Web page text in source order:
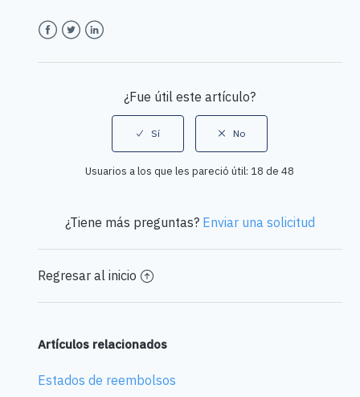
¿Fue útil este artículo?
Usuarios a los que les pareció útil: 18 de 48
¿Tiene más preguntas? Enviar una solicitud
Regresar al inicio
Artículos relacionados
Estados de reembolsos